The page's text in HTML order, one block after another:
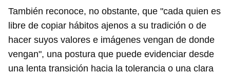
También reconoce, no obstante, que "cada quien es
libre de copiar hábitos ajenos a su tradición o de
hacer suyos valores e imágenes vengan de donde
vengan", una postura que puede evidenciar desde
una lenta transición hacia la tolerancia o una clara